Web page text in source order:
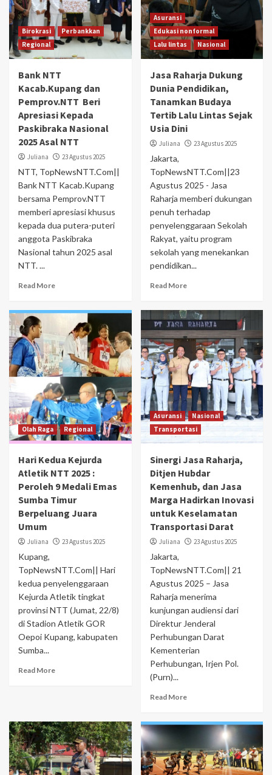
Birokrasi
Perbankkan
Regional
Bank NTT
Kacab.Kupang dan
Pemprov.NTT Beri
Apresiasi Kepada
Paskibraka Nasional
2025 Asal NTT
Juliana 23 Agustus 2025
NTT, TopNewsNTT.Com||
Bank NTT Kacab.Kupang
bersama Pemprov.NTT
memberi apresiasi khusus
kepada dua putera-puteri
anggota Paskibraka
Nasional tahun 2025 asal
NTT. ...
Read More
Asuransi
Edukasi nonformal
Lalu lintas
Nasional
Jasa Raharja Dukung
Dunia Pendidikan,
Tanamkan Budaya
Tertib Lalu Lintas Sejak
Usia Dini
Juliana 23 Agustus 2025
Jakarta,
TopNewsNTT.Com||23
Agustus 2025 - Jasa
Raharja memberi dukungan
penuh terhadap
penyelenggaraan Sekolah
Rakyat, yaitu program
sekolah yang menekankan
pendidikan...
Read More
Olah Raga Regional
Hari Kedua Kejurda
Atletik NTT 2025 :
Peroleh 9 Medali Emas
Sumba Timur
Berpeluang Juara
Umum
Juliana 23 Agustus 2025
Kupang,
TopNewsNTT.Com|| Hari
kedua penyelenggaraan
Kejurda Atletik tingkat
provinsi NTT (Jumat, 22/8)
di Stadion Atletik GOR
Oepoi Kupang, kabupaten
Sumba...
Read More
Asuransi
Nasional
Transportasi
Sinergi Jasa Raharja,
Ditjen Hubdar
Kemenhub, dan Jasa
Marga Hadirkan Inovasi
untuk Keselamatan
Transportasi Darat
Juliana 23 Agustus 2025
Jakarta,
TopNewsNTT.Com|| 21
Agustus 2025 – Jasa
Raharja menerima
kunjungan audiensi dari
Direktur Jenderal
Perhubungan Darat
Kementerian
Perhubungan, Irjen Pol.
(Purn)...
Read More